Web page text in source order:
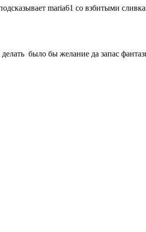
maria61 со взбитыми
было бы желание да запас